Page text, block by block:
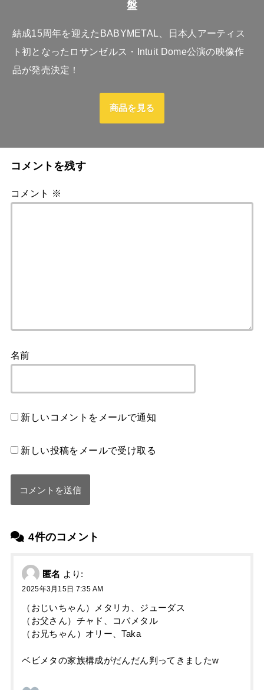
盤
結成15周年を迎えたBABYMETAL、日本人アーティス
ト初となったロサンゼルス・Intuit Dome公演の映像作
品が発売決定！
商品を見る
4件のコメント
匿名 より:
2025年3月15日 7:35 AM
（おじいちゃん）メタリカ、ジューダス
（お父さん）チャド、コバメタル
（お兄ちゃん）オリー、Taka
ベビメタの家族構成がだんだん判ってきましたw
コメントを残す
コメント ※
名前
新しいコメントをメールで通知
新しい投稿をメールで受け取る